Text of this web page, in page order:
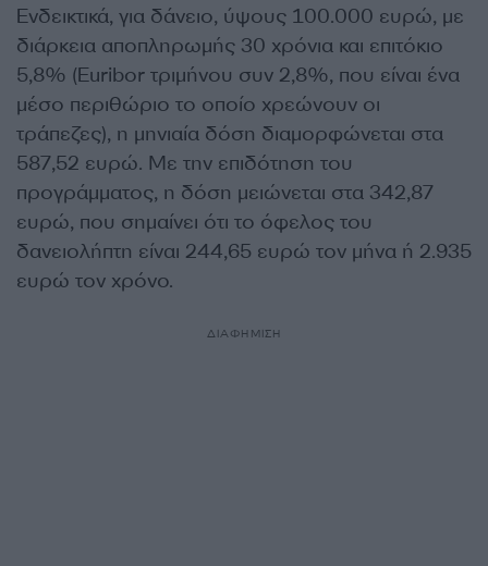
Ενδεικτικά, για δάνειο, ύψους 100.000 ευρώ, με
διάρκεια αποπληρωμής 30 χρόνια και επιτόκιο
5,8% (Euribor τριμήνου συν 2,8%, που είναι ένα
μέσο περιθώριο το οποίο χρεώνουν οι
τράπεζες), η μηνιαία δόση διαμορφώνεται στα
587,52 ευρώ. Με την επιδότηση του
προγράμματος, η δόση μειώνεται στα 342,87
ευρώ, που σημαίνει ότι το όφελος του
δανειολήπτη είναι 244,65 ευρώ τον μήνα ή 2.935
ευρώ τον χρόνο.
ΔΙΑΦΗΜΙΣΗ